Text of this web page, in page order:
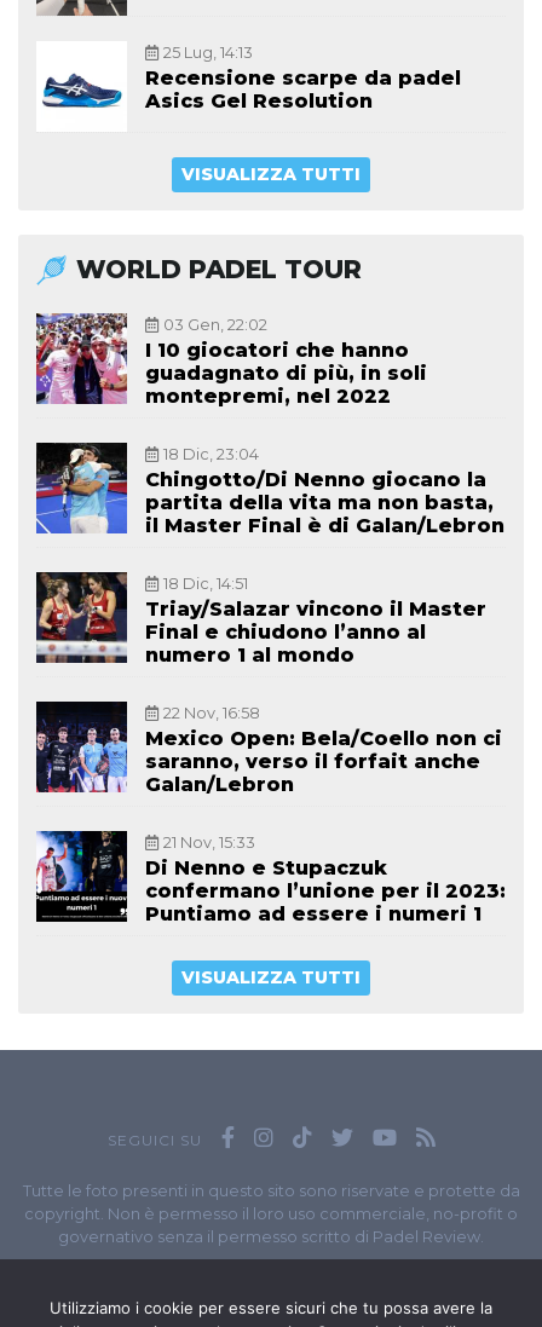
25 Lug, 14:13
Recensione scarpe da padel
Asics Gel Resolution
VISUALIZZA TUTTI
WORLD PADEL TOUR
03 Gen, 22:02
I 10 giocatori che hanno
guadagnato di più, in soli
montepremi, nel 2022
18 Dic, 23:04
Chingotto/Di Nenno giocano la
partita della vita ma non basta,
il Master Final è di Galan/Lebron
18 Dic, 14:51
Triay/Salazar vincono il Master
Final e chiudono l’anno al
numero 1 al mondo
22 Nov, 16:58
Mexico Open: Bela/Coello non ci
saranno, verso il forfait anche
Galan/Lebron
21 Nov, 15:33
Di Nenno e Stupaczuk
confermano l’unione per il 2023:
Puntiamo ad essere i numeri 1
VISUALIZZA TUTTI
SEGUICI SU
Tutte le foto presenti in questo sito sono riservate e protette da
copyright. Non è permesso il loro uso commerciale, no-profit o
governativo senza il permesso scritto di Padel Review.
// P.I. 11965351007
Utilizziamo i cookie per essere sicuri che tu possa avere la